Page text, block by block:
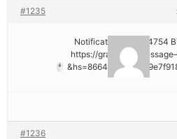
#1235
🖱 Notification; + 1,424754
https://graph.org/
#1236